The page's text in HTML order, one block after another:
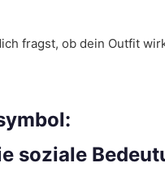
fragst, ob dein Outfit
soziale